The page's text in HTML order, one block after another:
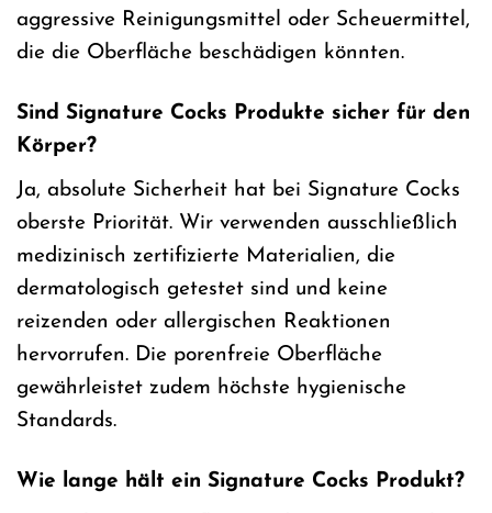
aggressive Reinigungsmittel oder Scheuermittel,
die die Oberfläche beschädigen könnten.
Sind Signature Cocks Produkte sicher für den
Körper?
Ja, absolute Sicherheit hat bei Signature Cocks
oberste Priorität. Wir verwenden ausschließlich
medizinisch zertifizierte Materialien, die
dermatologisch getestet sind und keine
reizenden oder allergischen Reaktionen
hervorrufen. Die porenfreie Oberfläche
gewährleistet zudem höchste hygienische
Standards.
Wie lange hält ein Signature Cocks Produkt?